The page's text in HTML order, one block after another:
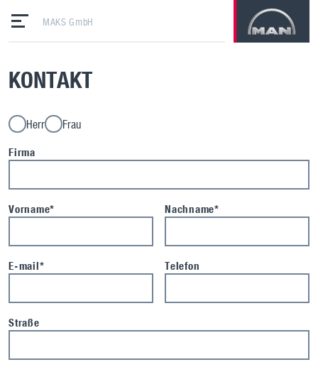
MAKS GmbH
KONTAKT
Herr Frau
Firma
Vorname* Nachname*
E-mail* Telefon
Straße